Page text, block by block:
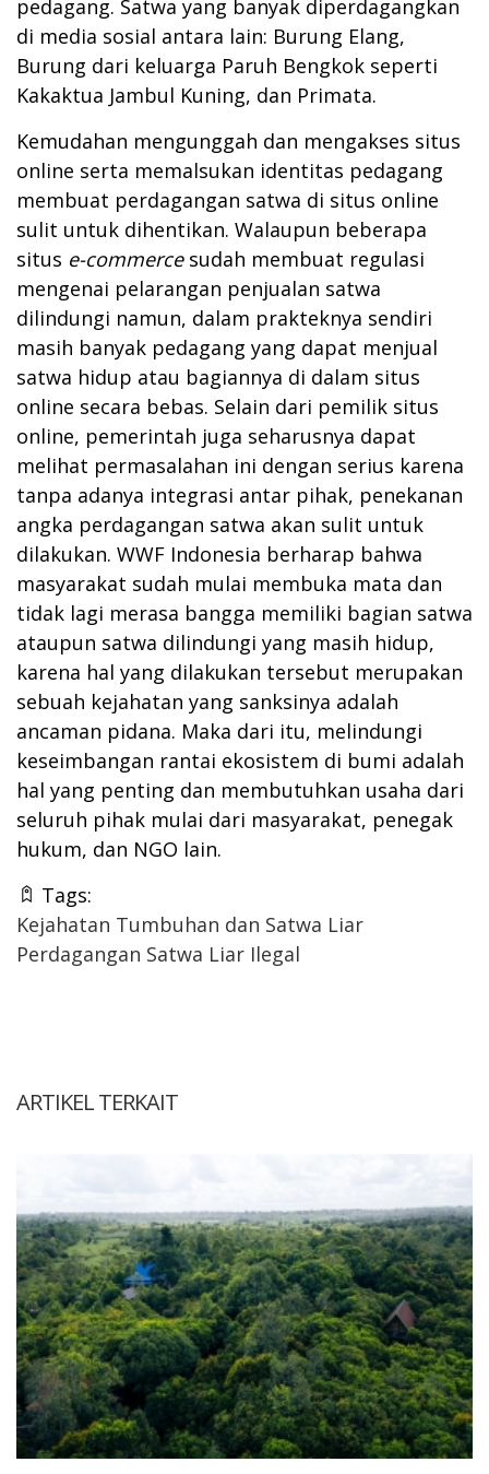
pedagang. Satwa yang banyak diperdagangkan
di media sosial antara lain: Burung Elang,
Burung dari keluarga Paruh Bengkok seperti
Kakaktua Jambul Kuning, dan Primata.
Kemudahan mengunggah dan mengakses situs
online serta memalsukan identitas pedagang
membuat perdagangan satwa di situs online
sulit untuk dihentikan. Walaupun beberapa
situs e-commerce sudah membuat regulasi
mengenai pelarangan penjualan satwa
dilindungi namun, dalam prakteknya sendiri
masih banyak pedagang yang dapat menjual
satwa hidup atau bagiannya di dalam situs
online secara bebas. Selain dari pemilik situs
online, pemerintah juga seharusnya dapat
melihat permasalahan ini dengan serius karena
tanpa adanya integrasi antar pihak, penekanan
angka perdagangan satwa akan sulit untuk
dilakukan. WWF Indonesia berharap bahwa
masyarakat sudah mulai membuka mata dan
tidak lagi merasa bangga memiliki bagian satwa
ataupun satwa dilindungi yang masih hidup,
karena hal yang dilakukan tersebut merupakan
sebuah kejahatan yang sanksinya adalah
ancaman pidana. Maka dari itu, melindungi
keseimbangan rantai ekosistem di bumi adalah
hal yang penting dan membutuhkan usaha dari
seluruh pihak mulai dari masyarakat, penegak
hukum, dan NGO lain.
Tags:
Kejahatan Tumbuhan dan Satwa Liar
Perdagangan Satwa Liar Ilegal
ARTIKEL TERKAIT